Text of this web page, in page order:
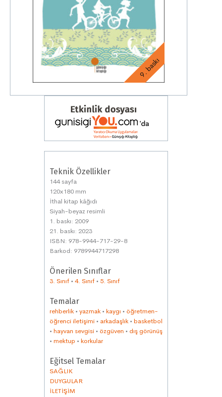
9. baskı
Teknik Özellikler
144 sayfa
120x180 mm
İthal kitap kâğıdı
Siyah-beyaz resimli
1. baskı: 2009
21. baskı: 2023
ISBN: 978-9944-717-29-8
Barkod: 9789944717298
Önerilen Sınıflar
3. Sınıf • 4. Sınıf • 5. Sınıf
Temalar
rehberlik • yazmak • kaygı • öğretmen-
öğrenci iletişimi • arkadaşlık • basketbol
• hayvan sevgisi • özgüven • dış görünüş
• mektup • korkular
Eğitsel Temalar
SAĞLIK
DUYGULAR
İLETİŞİM